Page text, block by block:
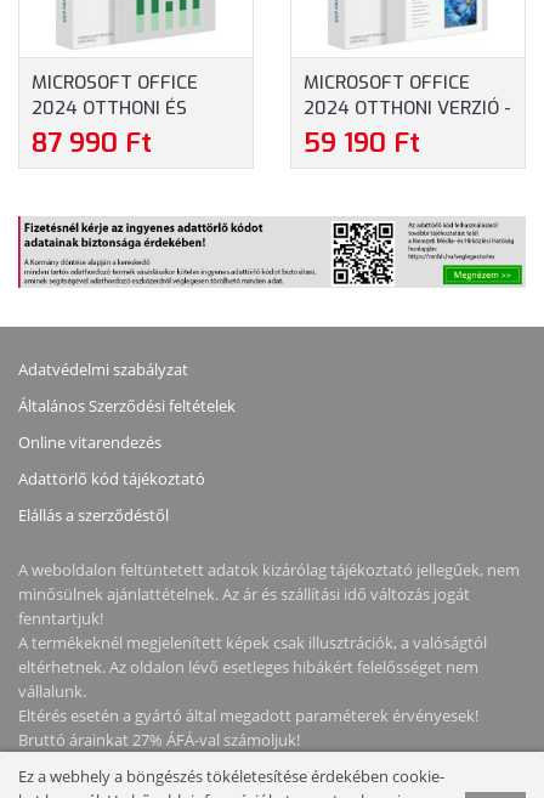
MICROSOFT OFFICE
2024 OTTHONI ÉS
KISVÁLLALATI VERZIÓ -
HOME AND BUSINESS
87 990 Ft
MICROSOFT OFFICE
2024 OTTHONI VERZIÓ -
HOME (EP2-06854)
59 190 Ft
Adatvédelmi szabályzat
Általános Szerződési feltételek
Online vitarendezés
Adattörlő kód tájékoztató
Elállás a szerződéstől
A weboldalon feltüntetett adatok kizárólag tájékoztató jellegűek, nem
minősülnek ajánlattételnek. Az ár és szállítási idő változás jogát
fenntartjuk!
A termékeknél megjelenített képek csak illusztrációk, a valóságtól
eltérhetnek. Az oldalon lévő esetleges hibákért felelősséget nem
vállalunk.
Eltérés esetén a gyártó által megadott paraméterek érvényesek!
Bruttó árainkat 27% ÁFÁ-val számoljuk!
Ez a webhely a böngészés tökéletesítése érdekében cookie-